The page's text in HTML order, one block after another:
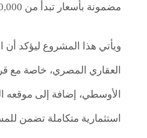
مضمونة بأسعار تبدأ من 5,000,000 جنيه، إلى جانب تحقيق أعلى عائد شهري بفضل التعاقدات الفعلية مع أقوى وأشهر العلامات التجارية.
ويأتي هذا المشروع ليؤكد
العقاري المصري، خاصة مع
الأوسطي، إضافة إلى موقعه
استثمارية متكاملة تضمن